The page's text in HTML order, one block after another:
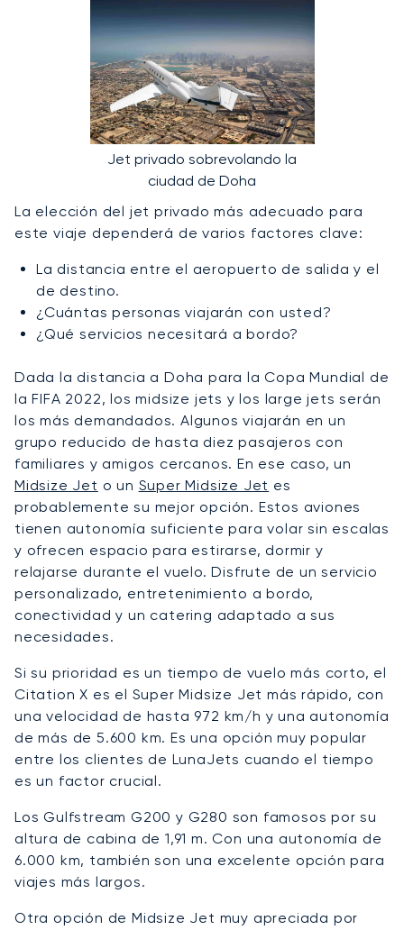
Jet privado sobrevolando la
ciudad de Doha
La elección del jet privado más adecuado para
este viaje dependerá de varios factores clave:
La distancia entre el aeropuerto de salida y el
de destino.
¿Cuántas personas viajarán con usted?
¿Qué servicios necesitará a bordo?
Dada la distancia a Doha para la Copa Mundial de
la FIFA 2022, los midsize jets y los large jets serán
los más demandados. Algunos viajarán en un
grupo reducido de hasta diez pasajeros con
familiares y amigos cercanos. En ese caso, un
Midsize Jet o un Super Midsize Jet es
probablemente su mejor opción. Estos aviones
tienen autonomía suficiente para volar sin escalas
y ofrecen espacio para estirarse, dormir y
relajarse durante el vuelo. Disfrute de un servicio
personalizado, entretenimiento a bordo,
conectividad y un catering adaptado a sus
necesidades.
Si su prioridad es un tiempo de vuelo más corto, el
Citation X es el Super Midsize Jet más rápido, con
una velocidad de hasta 972 km/h y una autonomía
de más de 5.600 km. Es una opción muy popular
entre los clientes de LunaJets cuando el tiempo
es un factor crucial.
Los Gulfstream G200 y G280 son famosos por su
altura de cabina de 1,91 m. Con una autonomía de
6.000 km, también son una excelente opción para
viajes más largos.
Otra opción de Midsize Jet muy apreciada por